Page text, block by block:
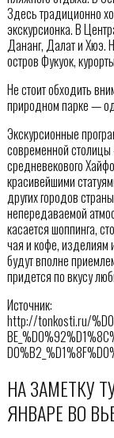
Здесь традиционно
экскурсионка. В
Дананг, Далат и Хюэ.
остров Фукуок,
Не стоит обходить
природном парке —
Экскурсионные
современной
средневекового
красивейшими
других городов
непередаваемой
касается шоппинга,
чая и кофе, изделиям
будут вполне
придется по вкусу
Источник:
http://tonkosti.ru/
НА ЗАМЕТКУ
ЯНВАРЕ ВО